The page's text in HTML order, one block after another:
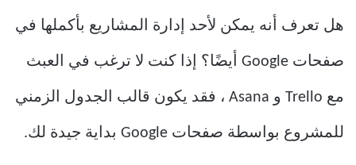
هل تعرف أنه يمكن لأحد إدارة المشاريع بأكملها في
صفحات Google أيضًا؟ إذا كنت لا ترغب في العبث
مع Trello و Asana ، فقد يكون قالب الجدول الزمني
للمشروع بواسطة صفحات Google بداية جيدة لك.